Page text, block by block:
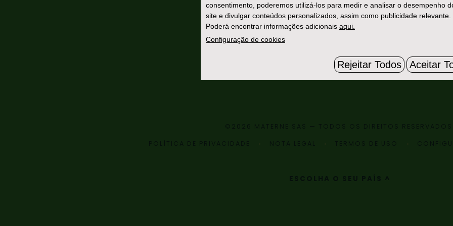
consentimento, poderemos utilizá-los para medir e analisar o desempenho
site e divulgar conteúdos personalizados, assim como publicidade relevante.
Poderá encontrar informações adicionais aqui.
Configuração de cookies
Rejeitar Todos Aceitar